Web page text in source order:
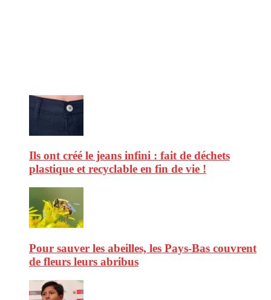
Ils ont créé le jeans infini : fait de déchets
plastique et recyclable en fin de vie !
Pour sauver les abeilles, les Pays-Bas couvrent
de fleurs leurs abribus